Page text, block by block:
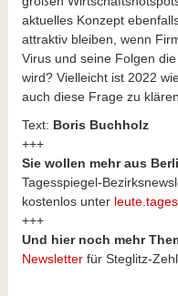
aktuelles Konzept
attraktiv bleiben, wenn
Virus und seine Folgen
wird? Vielleicht ist 2022
auch diese Frage zu klären.
Text: Boris Buchholz
+++
Sie wollen mehr aus
Tagesspiegel-
kostenlos unter
+++
Und hier noch mehr
Newsletterfür Steglitz-